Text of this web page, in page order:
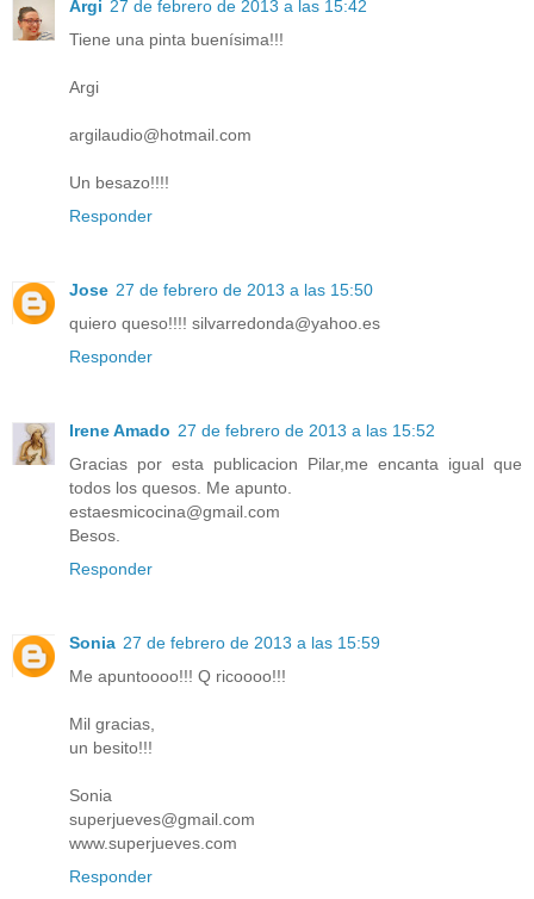
Argi 27 de febrero de 2013 a las 15:42
Tiene una pinta buenísima!!!
Argi
argilaudio@hotmail.com
Un besazo!!!!
Responder
Jose 27 de febrero de 2013 a las 15:50
quiero queso!!!! silvarredonda@yahoo.es
Responder
Irene Amado 27 de febrero de 2013 a las 15:52
Gracias por esta publicacion Pilar,me encanta igual que
todos los quesos. Me apunto.
estaesmicocina@gmail.com
Besos.
Responder
Sonia 27 de febrero de 2013 a las 15:59
Me apuntoooo!!! Q ricoooo!!!
Mil gracias,
un besito!!!
Sonia
superjueves@gmail.com
www.superjueves.com
Responder